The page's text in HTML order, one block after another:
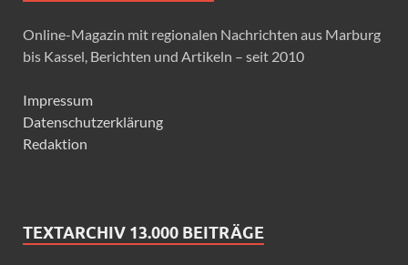
Online-Magazin mit regionalen Nachrichten aus Marburg
bis Kassel, Berichten und Artikeln – seit 2010
Impressum
Datenschutzerklärung
Redaktion
TEXTARCHIV 13.000 BEITRÄGE